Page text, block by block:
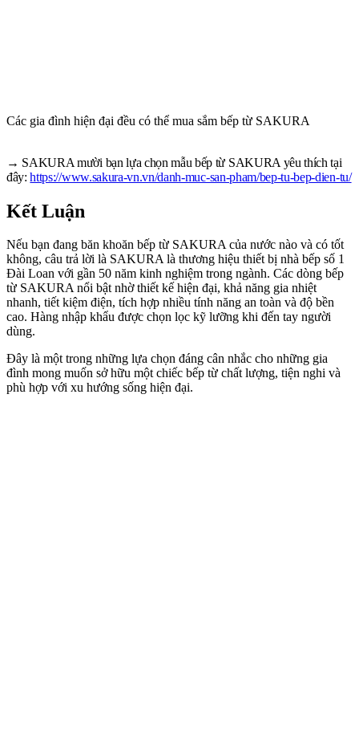
Các gia đình hiện đại đều có thể mua sắm bếp từ SAKURA
→ SAKURA mười bạn lựa chọn mẫu bếp từ SAKURA yêu thích tại
đây:https://www.sakura-vn.vn/danh-muc-san-pham/bep-tu-bep-dien-tu/
Kết Luận
Nếu bạn đang băn khoăn bếp từ SAKURA của nước nào và có tốt
không, câu trả lời là SAKURA là thương hiệu thiết bị nhà bếp số 1
Đài Loan với gần 50 năm kinh nghiệm trong ngành. Các dòng bếp
từ SAKURA nổi bật nhờ thiết kế hiện đại, khả năng gia nhiệt
nhanh, tiết kiệm điện, tích hợp nhiều tính năng an toàn và độ bền
cao. Hàng nhập khẩu được chọn lọc kỹ lưỡng khi đến tay người
dùng.
Đây là một trong những lựa chọn đáng cân nhắc cho những gia
đình mong muốn sở hữu một chiếc bếp từ chất lượng, tiện nghi và
phù hợp với xu hướng sống hiện đại.